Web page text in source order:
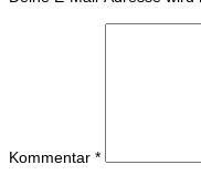
Kommentar *